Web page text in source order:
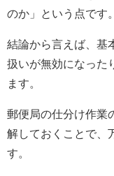
のか」という点です。
結論から言えば、基
扱いが無効になった
ます。
郵便局の仕分け作業
解しておくことで、
す。